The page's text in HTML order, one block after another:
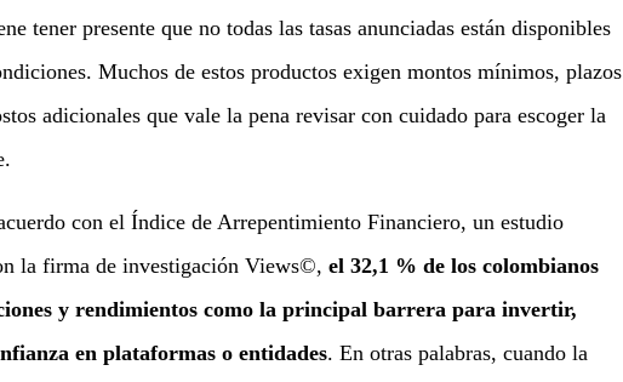
tener presente que no todas las tasas anunciadas están disponibles
Muchos de estos productos exigen montos mínimos, plazos
adicionales que vale la pena revisar con cuidado para escoger la
con el Índice de Arrepentimiento Financiero, un estudio
la firma de investigación Views©, el 32,1 % de los colombianos
y rendimientos como la principal barrera para invertir,
en plataformas o entidades. En otras palabras, cuando la